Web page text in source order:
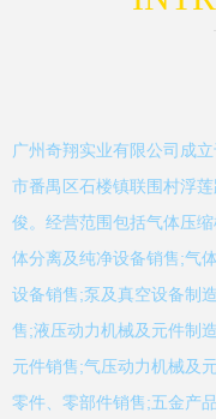
广州奇翔实业有限公司成
市番禺区石楼镇联围村浮
俊。经营范围包括气体压
体分离及纯净设备销售;气
设备销售;泵及真空设备制
售;液压动力机械及元件制
元件销售;气压动力机械及
零件、零部件销售;五金产